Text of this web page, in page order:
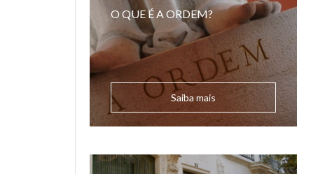
O QUE É A ORDEM?
Saiba mais